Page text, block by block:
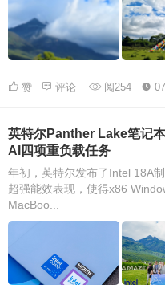
赞 评论 阅254
英特尔Panther Lake笔记
AI四项重负载任务
年初，英特尔发布了Intel 18A
超强能效表现，使得x86
MacBoo...